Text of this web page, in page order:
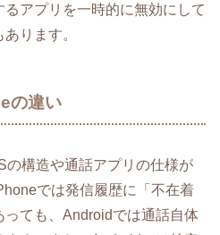
アプリを一時的に無効にして
ります。
の違い
構造や通話アプリの仕様が
では発信履歴に「不在着
ても、Androidでは通話自体